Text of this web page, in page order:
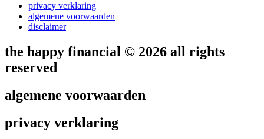
privacy verklaring
algemene voorwaarden
disclaimer
the happy financial © 2026 all rights
reserved
algemene voorwaarden
privacy verklaring